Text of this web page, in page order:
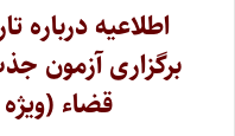
اطلاعیه درباره‌
برگزاری
قضاء (ویژه